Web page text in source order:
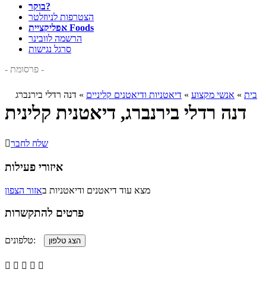
בוקר?
הצטרפות לניוזלטר
אפליקציית Foods
הרשמה לוובינר
סרגל נגישות
- פרסומת -
בית » אנשי מקצוע » דיאטניות ודיאטנים קליניים » דנה רדלי בירנברג
דנה רדלי בירנברג, דיאטנית קלינית
שלח לחבר
איזורי פעילות
מצא עוד דיאטנים ודיאטניות באזור הצפון
פרטים להתקשרות
טלפונים:
    